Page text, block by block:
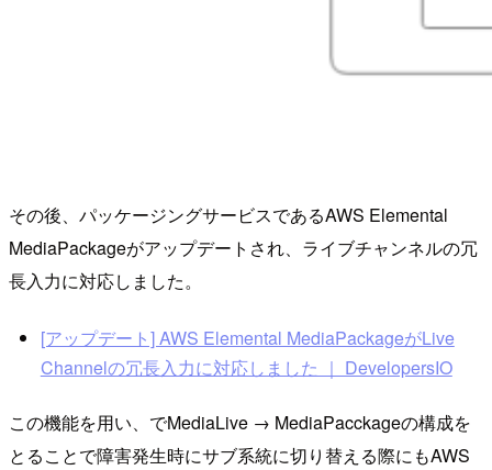
その後、パッケージングサービスであるAWS Elemental
MediaPackageがアップデートされ、ライブチャンネルの冗
長入力に対応しました。
[アップデート] AWS Elemental MediaPackageがLive
Channelの冗長入力に対応しました ｜ DevelopersIO
この機能を用い、でMediaLive → MediaPacckageの構成を
とることで障害発生時にサブ系統に切り替える際にもAWS